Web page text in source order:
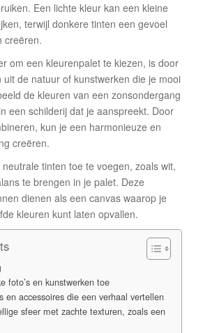
Een lichte kleur kan een kleine
terwijl donkere tinten een gevoel
creëren.
om een kleurenpalet te kiezen, is door
de natuur of kunstwerken die je mooi
de kleuren van een zonsondergang
een schilderij dat je aanspreekt. Door
kun je een harmonieuze en
creëren.
tinten toe te voegen, zoals wit,
te brengen in je palet. Deze
dienen als een canvas waarop je
kleuren kunt laten opvallen.
foto’s en kunstwerken toe
en accessoires die een verhaal vertellen
sfeer met zachte texturen, zoals een